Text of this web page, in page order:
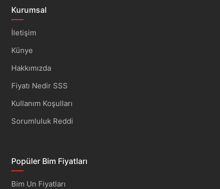
Kurumsal
İletişim
Künye
Hakkımızda
Fiyatı Nedir SSS
Kullanım Koşulları
Sorumluluk Reddi
Popüler Bim Fiyatları
Bim Un Fiyatları